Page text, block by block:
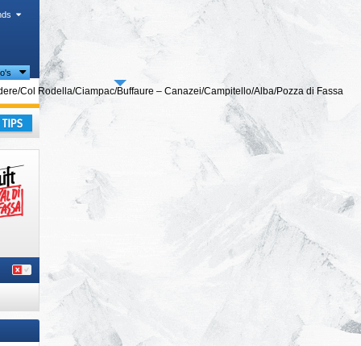
regio's
​Col Rodella/​Ciampac/​Buffaure – Canazei/​Campitello/​Alba/​Pozza di Fassa
,